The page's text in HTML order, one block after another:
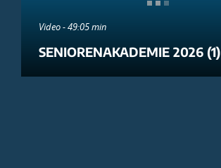
Video - 49:05 min
SENIORENAKADEMIE 2026 (1)